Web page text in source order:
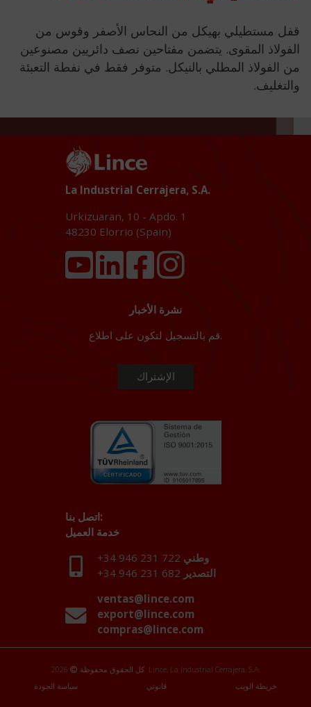
قفل مستطيلي بهيكل من النحاس الأصفر وقوس من
الفولاذ المقوى. يتضمن مفتاحين نصف دائريين مصنوعين
من الفولاذ المطلي بالنيكل. متوفر فقط في نفطة التعبئة
والتغليف.
La Industrial Cerrajera, S.A.
Urkizuaran, 10 - Apdo. 1
48230 Elorrio (Spain)
نشرة الأخبار
قم بالتسجيل لتكون على اطلاع.
اتصل بنا:
خدمة العميل
+34 946 231 722 وطني
+34 946 231 682 التصدير
ventas@lince.com
export@lince.com
compras@lince.com
كل الحقوق محفوظة2026. Lince, La Industrial Cerrajera, S.A.
سياسة الجودة
قانوني خريطة الويب